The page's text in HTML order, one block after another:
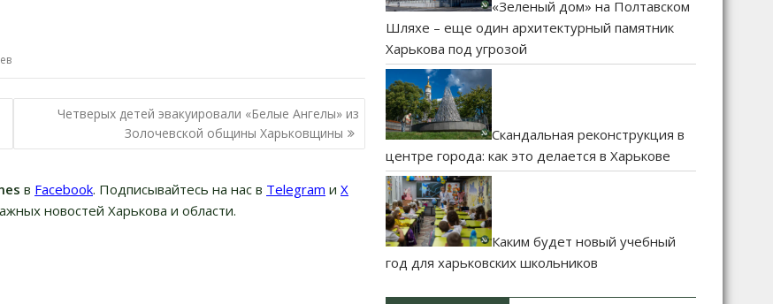
Четверых детей эвакуировали «Белые Ангелы» из
Золочевской общины Харьковщины
в Facebook. Подписывайтесь на нас в Telegram и Х
новостей Харькова и области.
«Зеленый дом» на Полтавском
Шляхе – еще один архитектурный памятник
Харькова под угрозой
Скандальная реконструкция в
центре города: как это делается в Харькове
Каким будет новый учебный
год для харьковских школьников